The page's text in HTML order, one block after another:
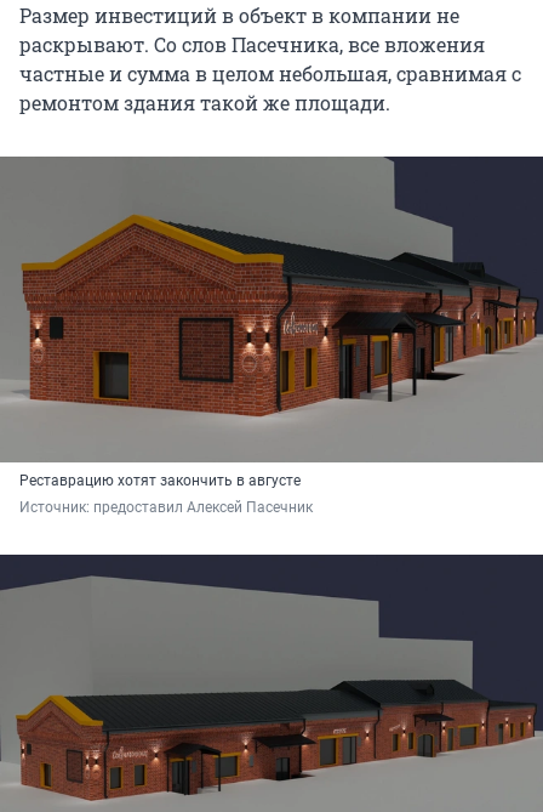
Размер инвестиций в объект в компании не
раскрывают. Со слов Пасечника, все вложения
частные и сумма в целом небольшая, сравнимая с
ремонтом здания такой же площади.
Реставрацию хотят закончить в августе
Источник: предоставил Алексей Пасечник